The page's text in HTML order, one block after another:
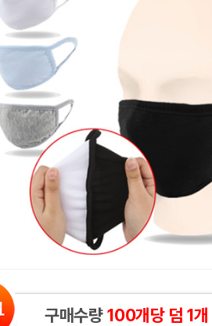
구매수량100개당 덤 1개